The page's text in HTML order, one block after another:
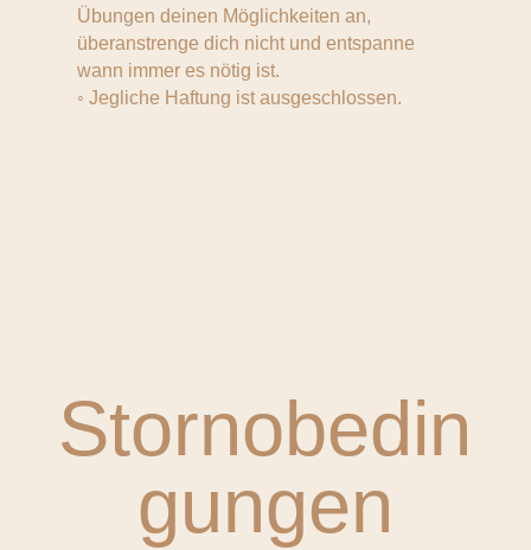
Übungen deinen Möglichkeiten an,
überanstrenge dich nicht und entspanne
wann immer es nötig ist.
◦ Jegliche Haftung ist ausgeschlossen.
Stornobedin
gungen